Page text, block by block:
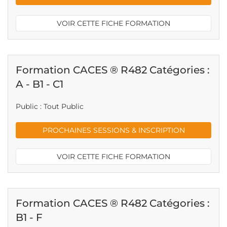
VOIR CETTE FICHE FORMATION
Formation CACES ® R482 Catégories :
A - B1 - C1
Public : Tout Public
PROCHAINES SESSIONS & INSCRIPTION
VOIR CETTE FICHE FORMATION
Formation CACES ® R482 Catégories :
B1 - F